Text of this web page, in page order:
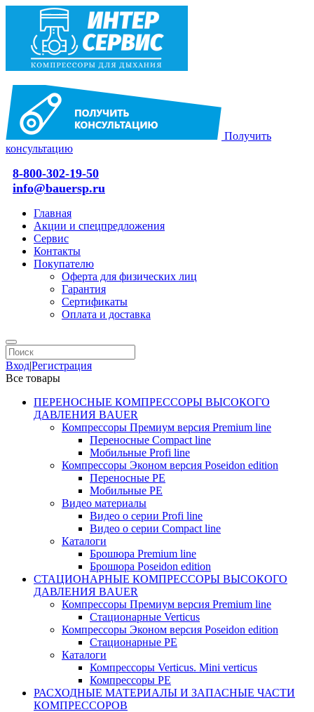
Получить
консультацию
8-800-302-19-50
info@bauersp.ru
Главная
Акции и спецпредложения
Сервис
Контакты
Покупателю
Оферта для физических лиц
Гарантия
Сертификаты
Оплата и доставка
Вход|Регистрация
Все товары
ПЕРЕНОСНЫЕ КОМПРЕССОРЫ ВЫСОКОГО
ДАВЛЕНИЯ BAUER
Компрессоры Премиум версия Premium line
Переносные Compact line
Мобильные Profi line
Компрессоры Эконом версия Poseidon edition
Переносные PE
Мобильные PE
Видео материалы
Видео о серии Profi line
Видео о серии Compact line
Каталоги
Брошюра Premium line
Брошюра Poseidon edition
СТАЦИОНАРНЫЕ КОМПРЕССОРЫ ВЫСОКОГО
ДАВЛЕНИЯ BAUER
Компрессоры Премиум версия Premium line
Стационарные Verticus
Компрессоры Эконом версия Poseidon edition
Стационарные PE
Каталоги
Компрессоры Verticus. Mini verticus
Компрессоры PE
РАСХОДНЫЕ МАТЕРИАЛЫ И ЗАПАСНЫЕ ЧАСТИ
КОМПРЕССОРОВ